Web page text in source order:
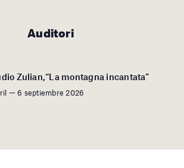
Auditori
Zulian,“La montagna incantata”
— 6 septiembre 2026